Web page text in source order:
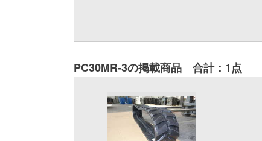
PC30MR-3の掲載商品 合計：1点